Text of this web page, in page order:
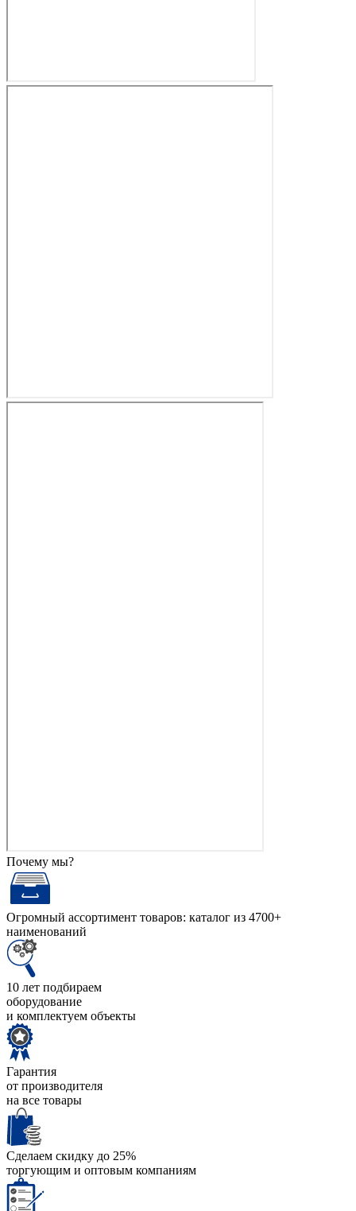
Почему мы?
Огромный ассортимент товаров: каталог из 4700+
наименований
10 лет подбираем
оборудование
и комплектуем объекты
Гарантия
от производителя
на все товары
Сделаем скидку до 25%
торгующим и оптовым компаниям